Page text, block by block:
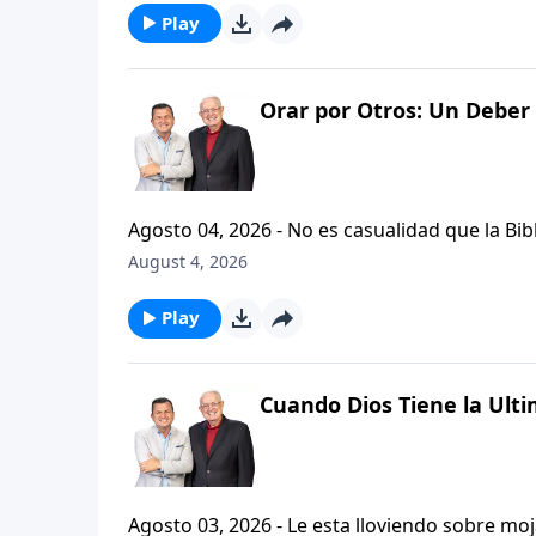
Play
Orar por Otros: Un Deber
Agosto 04, 2026 - No es casualidad que la Biblia contenga
profetas, apostoles...de gente comun y
especifica.
August 4, 2026
Play
Cuando Dios Tiene la
Agosto 03, 2026 - Le esta lloviendo sobre mojado? Siente que el dolor y el sufrimiento se han